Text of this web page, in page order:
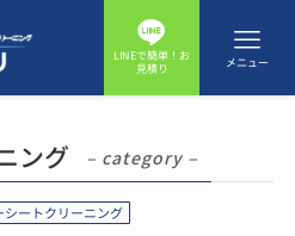
LINEで簡単！お
見積り メニュー
ング – category –
シートクリーニング